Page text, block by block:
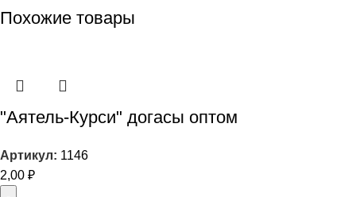
Похожие товары
"Аятель-Курси" догасы оптом
Артикул: 1146
2,00 ₽